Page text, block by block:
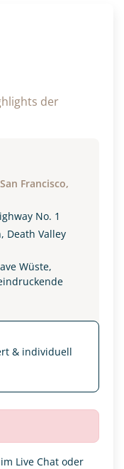
der
Francisco,
No. 1
Death Valley
Wüste,
& individuell
Live Chat oder